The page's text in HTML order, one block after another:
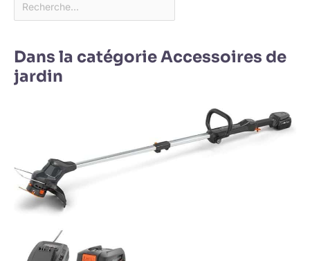
Dans la catégorie Accessoires de
jardin